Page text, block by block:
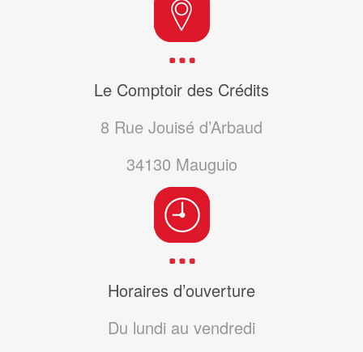
Le Comptoir des Crédits
8 Rue Jouisé d’Arbaud
34130 Mauguio
Horaires d’ouverture
Du lundi au vendredi